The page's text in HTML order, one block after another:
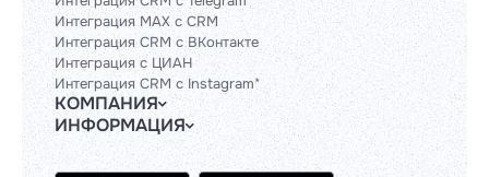
Интеграция MAX с CRM
Интеграция CRM с ВКонтакте
Интеграция с ЦИАН
Интеграция CRM с Instagram*
КОМПАНИЯ
Блог
Гайды
Контакты
ИНФОРМАЦИЯ
Официальным партнерам
Техническим партнерам